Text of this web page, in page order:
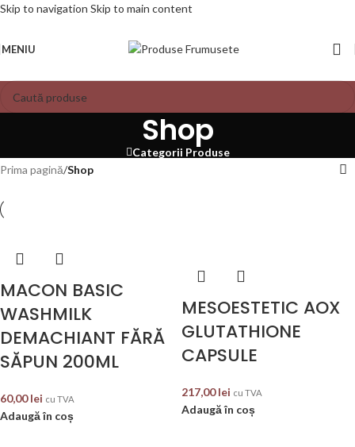
Skip to navigation Skip to main content
MENIU
Shop
Categorii Produse
Prima pagină/Shop
MACON BASIC
WASHMILK
DEMACHIANT FĂRĂ
SĂPUN 200ML
60,00lei cu TVA
Adaugă în coș
MESOESTETIC AOX
GLUTATHIONE
CAPSULE
217,00lei cu TVA
Adaugă în coș